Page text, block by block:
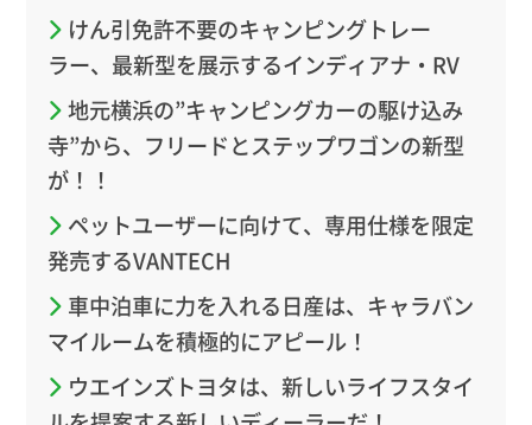
けん引免許不要のキャンピングトレー
ラー、最新型を展示するインディアナ・RV
地元横浜の”キャンピングカーの駆け込み
寺”から、フリードとステップワゴンの新型
が！！
ペットユーザーに向けて、専用仕様を限定
発売するVANTECH
車中泊車に力を入れる日産は、キャラバン
マイルームを積極的にアピール！
ウエインズトヨタは、新しいライフスタイ